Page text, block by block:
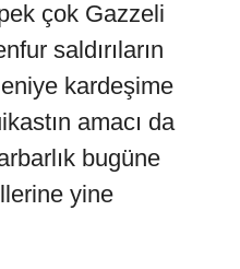
çok Gazzeli
saldırıların
kardeşime
amacı da
bugüne
yine